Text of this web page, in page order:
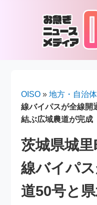
OISO »地方・自治体
線バイパスが全線
結ぶ広域農道が完成
茨城県城
線バイパ
道50号と